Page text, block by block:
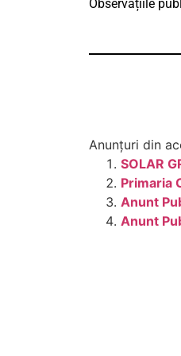
Observațiile
Anunțuri din
SOLAR
Primaria
Anunt
Anunt